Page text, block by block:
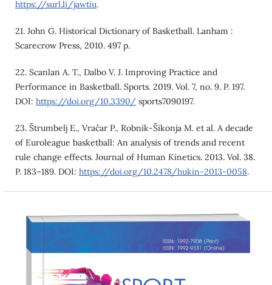
https://surl.li/jawtiu.
21. John G. Historical Dictionary of Basketball. Lanham :
Scarecrow Press, 2010. 497 p.
22. Scanlan A. T., Dalbo V. J. Improving Practice and
Performance in Basketball. Sports. 2019. Vol. 7, no. 9. P. 197.
DOI: https://doi.org/10.3390/ sports7090197.
23. Štrumbelj E., Vračar P., Robnik-Šikonja M. et al. A decade
of Euroleague basketball: An analysis of trends and recent
rule change effects. Journal of Human Kinetics. 2013. Vol. 38.
P. 183–189. DOI: https://doi.org/10.2478/hukin-2013-0058.